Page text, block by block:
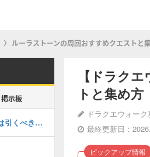
ルーラストーンの周回おすすめクエストと
【ドラク
トと集め方
ドラクエウォー
最終更新日：
ピックアップ情報
掲示板
常夏の魔王子ピサロガチャは引くべき？｜当たり装備と評価